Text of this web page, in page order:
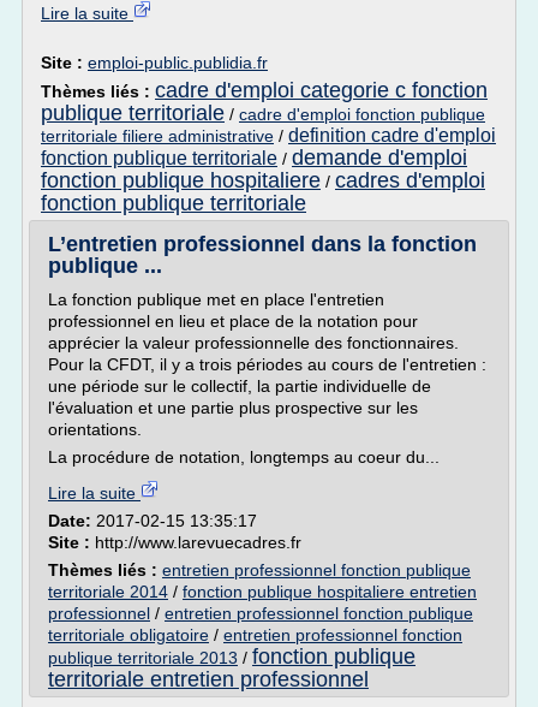
Lire la suite
Site : emploi-public.publidia.fr
Thèmes liés : cadre d'emploi categorie c fonction
publique territoriale / cadre d'emploi fonction publique
territoriale filiere administrative / definition cadre d'emploi
fonction publique territoriale / demande d'emploi
fonction publique hospitaliere / cadres d'emploi
fonction publique territoriale
L’entretien professionnel dans la fonction
publique ...
La fonction publique met en place l'entretien
professionnel en lieu et place de la notation pour
apprécier la valeur professionnelle des fonctionnaires.
Pour la CFDT, il y a trois périodes au cours de l'entretien :
une période sur le collectif, la partie individuelle de
l'évaluation et une partie plus prospective sur les
orientations.
La procédure de notation, longtemps au coeur du...
Lire la suite
Date: 2017-02-15 13:35:17
Site : http://www.larevuecadres.fr
Thèmes liés : entretien professionnel fonction publique
territoriale 2014 / fonction publique hospitaliere entretien
professionnel / entretien professionnel fonction publique
territoriale obligatoire / entretien professionnel fonction
publique territoriale 2013 / fonction publique
territoriale entretien professionnel